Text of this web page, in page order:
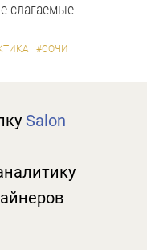
слагаемые
#СОЧИ
Salon